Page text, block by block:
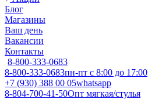
Блог
Магазины
Ваш день
Вакансии
Контакты
8-800-333-0683
8-800-333-0683пн-пт с 8:00 до 17:00
+7 (930) 388 00 05whatsapp
8-804-700-41-50Опт мягкая/стулья